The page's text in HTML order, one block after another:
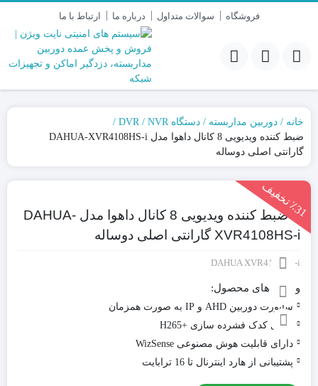
فروشگاه سوالات متداول درباره ما ارتباط با ما
خانه دوربین مداربسته
دستگاه DVR / NVR
ضبط کننده ویدیویی 8 کانال داهوا مدل DAHUA-XVR4108HS-i
گارانتی اصلی دوساله
٪
3
1
ت
خ
ف
ی
ف
ضبط کننده ویدیویی 8 کانال داهوا مدل DAHUA-
XVR4108HS-i گارانتی اصلی دوساله
DAHUA XVR4108HS-i
ویژگی های محصول:
ساپورت دوربین AHD و IP به صورت همزمان
دارای کدک فشرده سازی +H265
دارای قابلیت هوش مصنوعی WizSense
پشتیبانی از هارد اینترنال تا 16 ترابایت